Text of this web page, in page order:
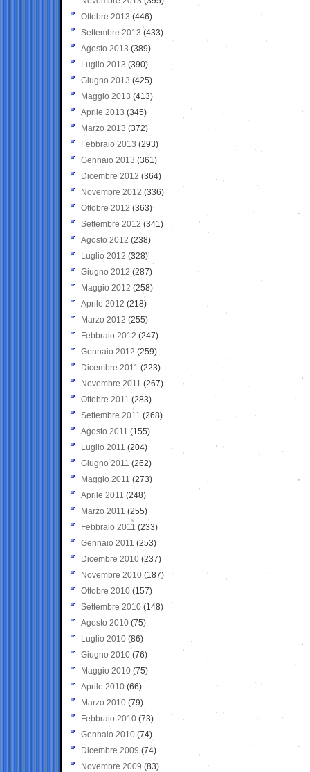
Ottobre 2013 (446)
Settembre 2013 (433)
Agosto 2013 (389)
Luglio 2013 (390)
Giugno 2013 (425)
Maggio 2013 (413)
Aprile 2013 (345)
Marzo 2013 (372)
Febbraio 2013 (293)
Gennaio 2013 (361)
Dicembre 2012 (364)
Novembre 2012 (336)
Ottobre 2012 (363)
Settembre 2012 (341)
Agosto 2012 (238)
Luglio 2012 (328)
Giugno 2012 (287)
Maggio 2012 (258)
Aprile 2012 (218)
Marzo 2012 (255)
Febbraio 2012 (247)
Gennaio 2012 (259)
Dicembre 2011 (223)
Novembre 2011 (267)
Ottobre 2011 (283)
Settembre 2011 (268)
Agosto 2011 (155)
Luglio 2011 (204)
Giugno 2011 (262)
Maggio 2011 (273)
Aprile 2011 (248)
Marzo 2011 (255)
Febbraio 2011 (233)
Gennaio 2011 (253)
Dicembre 2010 (237)
Novembre 2010 (187)
Ottobre 2010 (157)
Settembre 2010 (148)
Agosto 2010 (75)
Luglio 2010 (86)
Giugno 2010 (76)
Maggio 2010 (75)
Aprile 2010 (66)
Marzo 2010 (79)
Febbraio 2010 (73)
Gennaio 2010 (74)
Dicembre 2009 (74)
Novembre 2009 (83)